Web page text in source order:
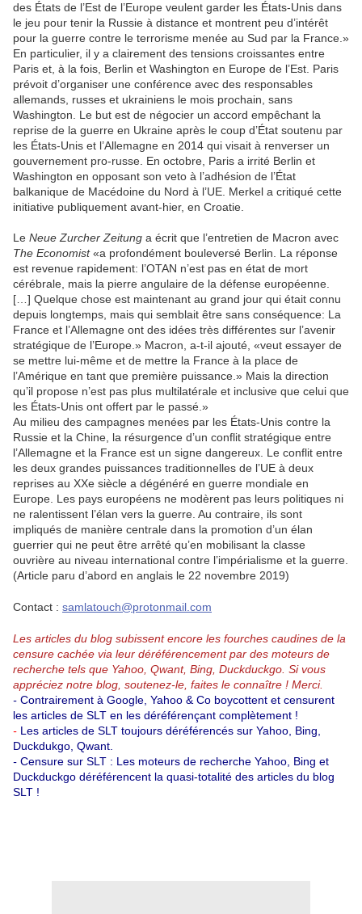
des États de l’Est de l’Europe veulent garder les États-Unis dans
le jeu pour tenir la Russie à distance et montrent peu d’intérêt
pour la guerre contre le terrorisme menée au Sud par la France.»
En particulier, il y a clairement des tensions croissantes entre
Paris et, à la fois, Berlin et Washington en Europe de l’Est. Paris
prévoit d’organiser une conférence avec des responsables
allemands, russes et ukrainiens le mois prochain, sans
Washington. Le but est de négocier un accord empêchant la
reprise de la guerre en Ukraine après le coup d’État soutenu par
les États-Unis et l’Allemagne en 2014 qui visait à renverser un
gouvernement pro-russe. En octobre, Paris a irrité Berlin et
Washington en opposant son veto à l’adhésion de l’État
balkanique de Macédoine du Nord à l’UE. Merkel a critiqué cette
initiative publiquement avant-hier, en Croatie.
Le Neue Zurcher Zeitung a écrit que l’entretien de Macron avec
The Economist«a profondément bouleversé Berlin. La réponse
est revenue rapidement: l’OTAN n’est pas en état de mort
cérébrale, mais la pierre angulaire de la défense européenne.
[…] Quelque chose est maintenant au grand jour qui était connu
depuis longtemps, mais qui semblait être sans conséquence: La
France et l’Allemagne ont des idées très différentes sur l’avenir
stratégique de l’Europe.» Macron, a-t-il ajouté, «veut essayer de
se mettre lui-même et de mettre la France à la place de
l’Amérique en tant que première puissance.» Mais la direction
qu’il propose n’est pas plus multilatérale et inclusive que celui que
les États-Unis ont offert par le passé.»
Au milieu des campagnes menées par les États-Unis contre la
Russie et la Chine, la résurgence d’un conflit stratégique entre
l’Allemagne et la France est un signe dangereux. Le conflit entre
les deux grandes puissances traditionnelles de l’UE à deux
reprises au XXe siècle a dégénéré en guerre mondiale en
Europe. Les pays européens ne modèrent pas leurs politiques ni
ne ralentissent l’élan vers la guerre. Au contraire, ils sont
impliqués de manière centrale dans la promotion d’un élan
guerrier qui ne peut être arrêté qu’en mobilisant la classe
ouvrière au niveau international contre l’impérialisme et la guerre.
(Article paru d’abord en anglais le 22 novembre 2019)
Contact : samlatouch@protonmail.com
Les articles du blog subissent encore les fourches caudines de la
censure cachée via leur déréférencement par des moteurs de
recherche tels que Yahoo, Qwant, Bing, Duckduckgo. Si vous
appréciez notre blog, soutenez-le, faites le connaître ! Merci.
- Contrairement à Google, Yahoo & Co boycottent et censurent
les articles de SLT en les déréférençant complètement !
- Les articles de SLT toujours déréférencés sur Yahoo, Bing,
Duckdukgo, Qwant.
- Censure sur SLT : Les moteurs de recherche Yahoo, Bing et
Duckduckgo déréférencent la quasi-totalité des articles du blog
SLT !